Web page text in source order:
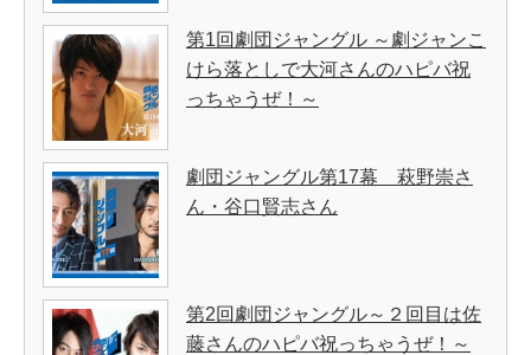
第1回劇団ジャングル ～劇ジャンこ
けら落としで大河さんのハピバ祝
っちゃうぜ！～
劇団ジャングル第17幕 萩野崇さ
ん・谷口賢志さん
第2回劇団ジャングル～２回目は佐
藤さんのハピバ祝っちゃうぜ！～